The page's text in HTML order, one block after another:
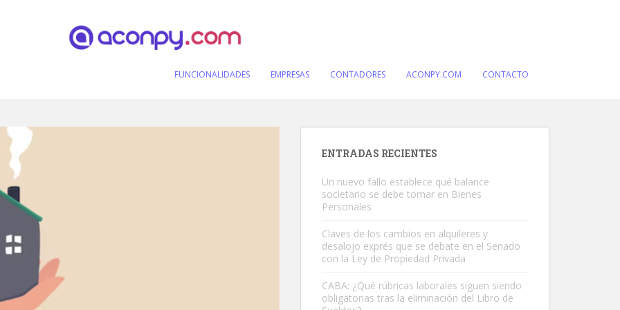
FUNCIONALIDADES EMPRESAS CONTADORES ACONPY.COM CONTACTO
ENTRADAS RECIENTES
Un nuevo fallo establece qué balance
societario se debe tomar en Bienes
Personales
Claves de los cambios en alquileres y
desalojo exprés que se debate en el Senado
con la Ley de Propiedad Privada
CABA: ¿Qué rúbricas laborales siguen siendo
obligatorias tras la eliminación del Libro de